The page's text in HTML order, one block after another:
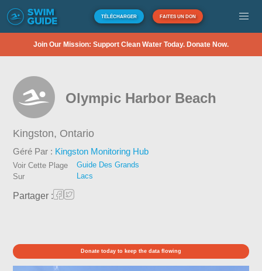
TÉLÉCHARGER FAITES UN DON
Join Our Mission: Support Clean Water Today. Donate Now.
Olympic Harbor Beach
Kingston, Ontario
Géré Par : Kingston Monitoring Hub
Voir Cette Plage
Sur
Guide Des Grands
Lacs
Partager :
Donate today to keep the data flowing